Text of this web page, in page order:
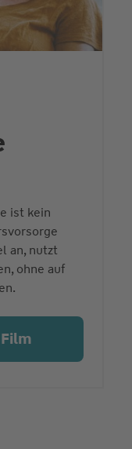
ist kein
an, nutzt
ohne auf